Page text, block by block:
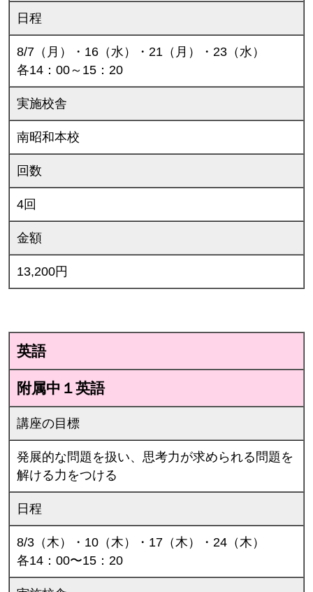
日程
8/7（月）・16（水）・21（月）・23（水）
各14：00～15：20
実施校舎
南昭和本校
回数
4回
金額
13,200円
英語
附属中１英語
講座の目標
発展的な問題を扱い、思考力が求められる問題を
解ける力をつける
日程
8/3（木）・10（木）・17（木）・24（木）
各14：00〜15：20